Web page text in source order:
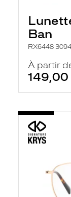
Ban
RX6448
À partir
149,00